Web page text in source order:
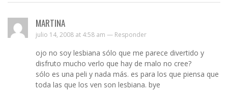
MARTINA
julio 14, 2008 at 4:58 am — Responder
ojo no soy lesbiana sólo que me parece divertido y
disfruto mucho verlo que hay de malo no cree?
sólo es una peli y nada más. es para los que piensa que
toda las que los ven son lesbiana. bye